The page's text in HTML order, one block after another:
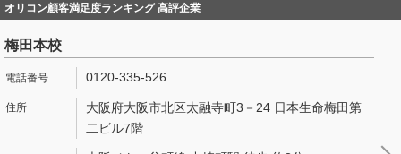
オリコン顧客満足度ランキング 高評企業
梅田本校
0120-335-526
大阪府大阪市北区太融寺町3－24 日本生命梅田第
二ビル7階